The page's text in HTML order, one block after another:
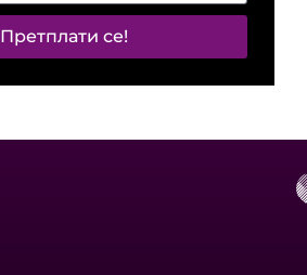
Претплати се!